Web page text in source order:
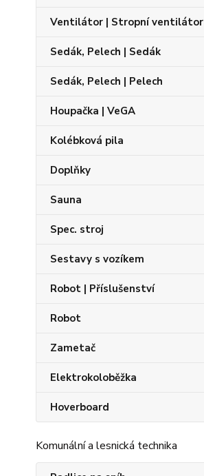
Ventilátor | Stropní ventilátor
Sedák, Pelech | Sedák
Sedák, Pelech | Pelech
Houpačka | VeGA
Kolébková pila
Doplňky
Sauna
Spec. stroj
Sestavy s vozíkem
Robot | Příslušenství
Robot
Zametač
Elektrokoloběžka
Hoverboard
Komunální a lesnická technika